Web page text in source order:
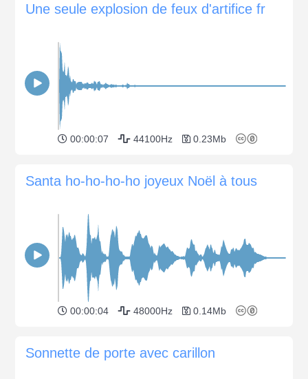
Une seule explosion de feux d'artifice fr
00:00:07 44100Hz 0.23Mb
Santa ho-ho-ho-ho joyeux Noël à tous
00:00:04 48000Hz 0.14Mb
Sonnette de porte avec carillon